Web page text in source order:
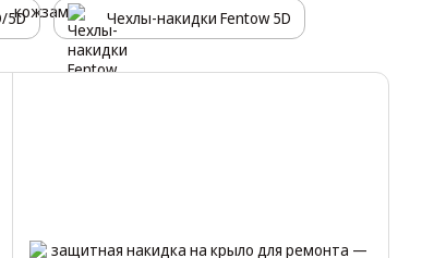
5D Чехлы-накидки Fentow 5D